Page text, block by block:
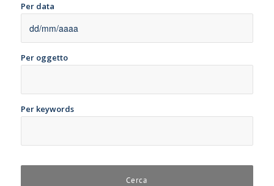
Per data
Per oggetto
Per keywords